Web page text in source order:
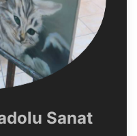
Sanat